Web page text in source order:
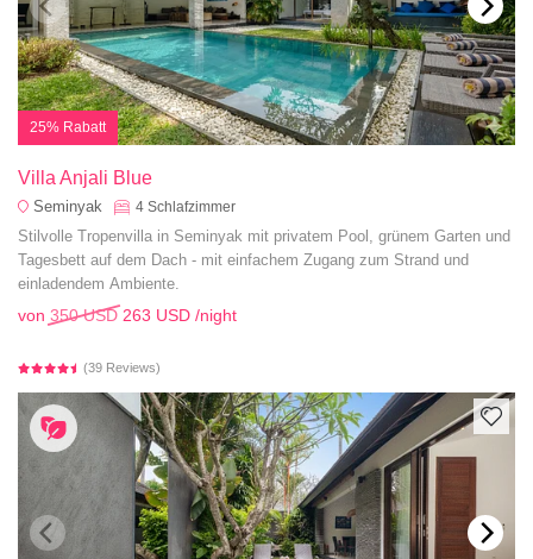
25% Rabatt
Villa Anjali Blue
Seminyak 4 Schlafzimmer
Stilvolle Tropenvilla in Seminyak mit privatem Pool, grünem Garten und
Tagesbett auf dem Dach - mit einfachem Zugang zum Strand und
einladendem Ambiente.
von 350 USD 263 USD /night
(39 Reviews)